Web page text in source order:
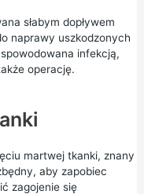
słabym dopływem
naprawy uszkodzonych
infekcją,
operację.
martwej tkanki, znany
aby zapobiec
zagojenie się